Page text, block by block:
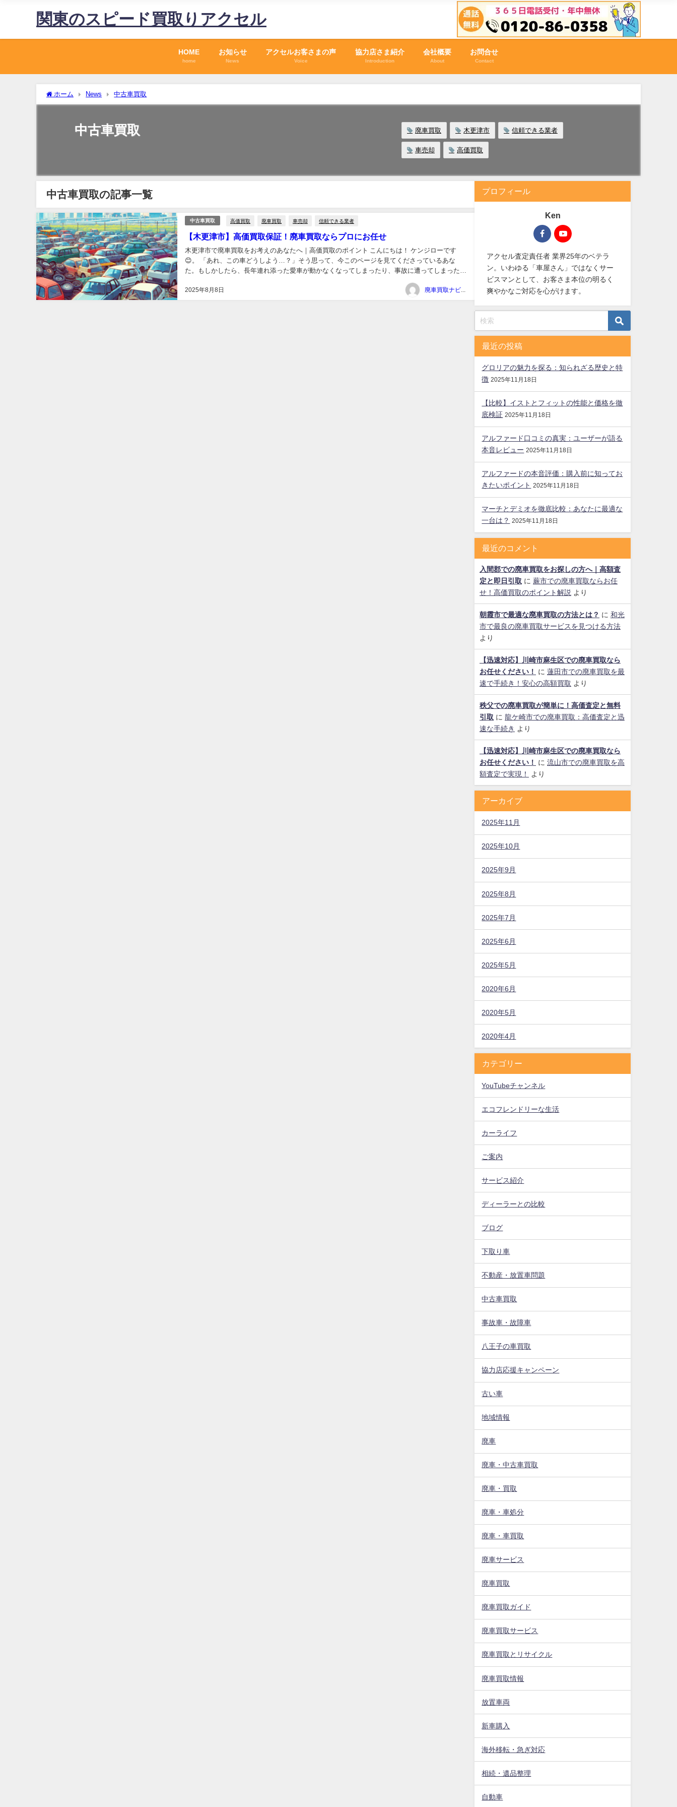
関東のスピード買取りアクセル
HOME
home
お知らせ
News
アクセルお客さまの声
Voice
協力店さま紹介
Introduction
会社概要
About
お問合せ
Contact
ホーム News 中古車買取
中古車買取 廃車買取 木更津市 信頼できる業者
車売却 高価買取
中古車買取の記事一覧
中古車買取 高価買取 廃車買取 車売却 信頼できる業者
【木更津市】高価買取保証！廃車買取ならプロにお任せ
2025年8月8日
木更津市で廃車買取をお考えのあなたへ｜高価買取のポイント こんにちは！ ケンジローです
😊。 「あれ、この車どうしよう…？」そう思って、今このページを見てくださっているあな
た。もしかしたら、長年連れ添った愛車が動かなくなってしまったり、事故に遭ってしまった
プロフィール
Ken
アクセル査定責任者 業界25年のベテラ
ン。いわゆる「車屋さん」ではなくサー
ビスマンとして、お客さま本位の明るく
爽やかなご対応を心がけます。
最近の投稿
グロリアの魅力を探る：知られざる歴史と特
徴 2025年11月18日
【比較】イストとフィットの性能と価格を徹
底検証 2025年11月18日
アルファード口コミの真実：ユーザーが語る
本音レビュー 2025年11月18日
アルファードの本音評価：購入前に知ってお
きたいポイント
2025年11月18日
マーチとデミオを徹底比較：あなたに最適な
一台は？
2025年11月18日
最近のコメント
入間郡での廃車買取をお探しの方へ｜高額査
定と即日引取 に 蕨市での廃車買取ならお任
せ！高価買取のポイント解説 より
朝霞市で最適な廃車買取の方法とは？ に 和光
市で最良の廃車買取サービスを見つける方法
より
【迅速対応】川崎市麻生区での廃車買取なら
お任せください！
に 蓮田市での廃車買取を最
速で手続き！安心の高額買取 より
秩父での廃車買取が簡単に！高価査定と無料
引取 に 龍ケ崎市での廃車買取：高価査定と迅
速な手続き
より
【迅速対応】川崎市麻生区での廃車買取なら
お任せください！
に 流山市での廃車買取を高
額査定で実現！
より
アーカイブ
2025年11月
2025年10月
2025年9月
2025年8月
2025年7月
2025年6月
2025年5月
2020年6月
2020年5月
2020年4月
カテゴリー
YouTubeチャンネル
エコフレンドリーな生活
カーライフ
ご案内
サービス紹介
ディーラーとの比較
ブログ
下取り車
不動産・放置車問題
中古車買取
事故車・故障車
八王子の車買取
協力店応援キャンペーン
古い車
地域情報
廃車
廃車・中古車買取
廃車・買取
廃車・車処分
廃車・車買取
廃車サービス
廃車買取
廃車買取ガイド
廃車買取サービス
廃車買取とリサイクル
廃車買取情報
放置車両
新車購入
海外移転・急ぎ対応
相続・遺品整理
自動車